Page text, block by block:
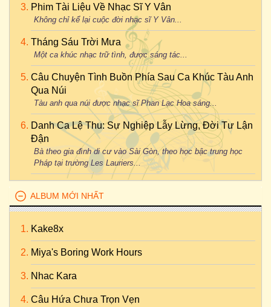
Phim Tài Liệu Về Nhạc Sĩ Y Vân
Không chỉ kể lại cuộc đời nhạc sĩ Y Vân...
Tháng Sáu Trời Mưa
Một ca khúc nhạc trữ tình, được sáng tác...
Câu Chuyện Tình Buồn Phía Sau Ca Khúc Tàu Anh
Qua Núi
Tàu anh qua núi được nhạc sĩ Phan Lạc Hoa sáng...
Danh Ca Lệ Thu: Sự Nghiệp Lẫy Lừng, Đời Tư Lận
Đận
Bà theo gia đình di cư vào Sài Gòn, theo học bậc trung học
Pháp tại trường Les Lauriers...
ALBUM MỚI NHẤT
Kake8x
Miya's Boring Work Hours
Nhac Kara
Câu Hứa Chưa Trọn Vẹn